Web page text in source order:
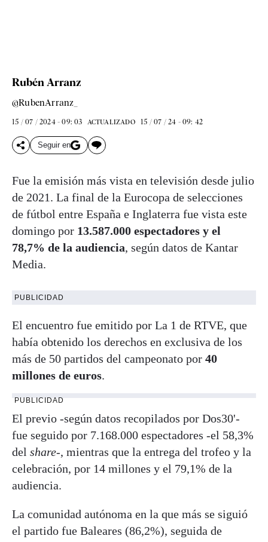
Rubén Arranz
@RubenArranz_
15 / 07 / 2024 - 09: 03 ACTUALIZADO 15 / 07 / 24 - 09: 42
Seguir en
Fue la emisión más vista en televisión desde julio
de 2021. La final de la Eurocopa de selecciones
de fútbol entre España e Inglaterra fue vista este
domingo por 13.587.000 espectadores y el
78,7% de la audiencia, según datos de Kantar
Media.
PUBLICIDAD
El encuentro fue emitido por La 1 de RTVE, que
había obtenido los derechos en exclusiva de los
más de 50 partidos del campeonato por 40
millones de euros.
PUBLICIDAD
El previo -según datos recopilados por Dos30'-
fue seguido por 7.168.000 espectadores -el 58,3%
del share-, mientras que la entrega del trofeo y la
celebración, por 14 millones y el 79,1% de la
audiencia.
La comunidad autónoma en la que más se siguió
el partido fue Baleares (86,2%), seguida de